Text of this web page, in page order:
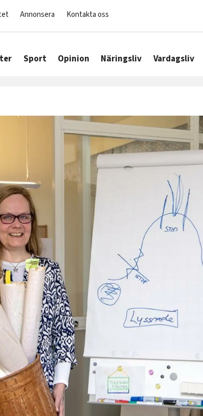
Annonsera Kontakta oss
Sport Opinion Näringsliv Vardagsliv